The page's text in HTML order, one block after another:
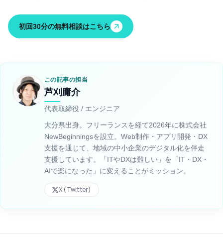
初回30分の無料相談はこちら
この記事の担当
芦刈庸介
代表取締役 / エンジニア
大分県出身。フリーランスを経て2026年に株式会社
NewBeginningsを設立。Web制作・アプリ開発・DX
支援を通じて、地域の中小企業のデジタル化を伴走
支援しています。「ITやDXは難しい」を「IT・DX・
AIで楽になった」に変えることがミッション。
X (Twitter)